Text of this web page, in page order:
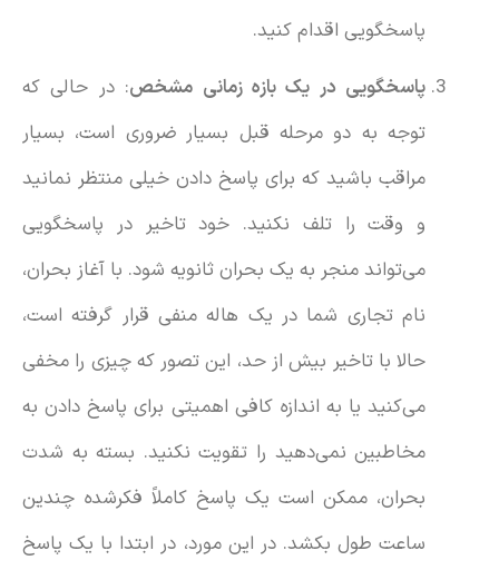
پاسخگویی اقدام کنید.
پاسخگویی در یک بازه زمانی مشخص: در حالی که
توجه به دو مرحله قبل بسیار ضروری است، بسیار
مراقب باشید که برای پاسخ دادن خیلی منتظر نمانید
و وقت را تلف نکنید. خود تاخیر در پاسخگویی
می‌تواند منجر به یک بحران ثانویه شود. با آغاز بحران،
نام تجاری شما در یک هاله منفی قرار گرفته است،
حالا با تاخیر بیش از حد، این تصور که چیزی را مخفی
می‌کنید یا به اندازه کافی اهمیتی برای پاسخ دادن به
مخاطبین نمی‌دهید را تقویت نکنید. بسته به شدت
بحران، ممکن است یک پاسخ کاملاً فکرشده چندین
ساعت طول بکشد. در این مورد، در ابتدا با یک پاسخ